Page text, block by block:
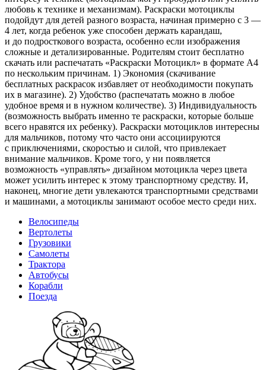
любовь к технике и механизмам). Раскраски мотоциклы
подойдут для детей разного возраста, начиная примерно с 3 —
4 лет, когда ребенок уже способен держать карандаш,
и до подросткового возраста, особенно если изображения
сложные и детализированные. Родителям стоит бесплатно
скачать или распечатать «Раскраски Мотоцикл» в формате A4
по нескольким причинам. 1) Экономия (скачивание
бесплатных раскрасок избавляет от необходимости покупать
их в магазине). 2) Удобство (распечатать можно в любое
удобное время и в нужном количестве). 3) Индивидуальность
(возможность выбрать именно те раскраски, которые больше
всего нравятся их ребенку). Раскраски мотоциклов интересны
для мальчиков, потому что часто они ассоциируются
с приключениями, скоростью и силой, что привлекает
внимание мальчиков. Кроме того, у ни появляется
возможность «управлять» дизайном мотоцикла через цвета
может усилить интерес к этому транспортному средству. И,
наконец, многие дети увлекаются транспортными средствами
и машинами, а мотоциклы занимают особое место среди них.
Велосипеды
Вертолеты
Грузовики
Самолеты
Трактора
Автобусы
Корабли
Поезда